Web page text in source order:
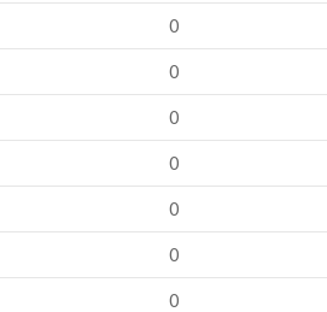
0
0
0
0
0
0
0